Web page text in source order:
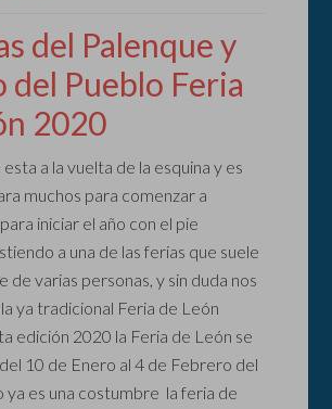
del Palenque y
del Pueblo Feria
2020
esta a la vuelta de la esquina y es
muchos para comenzar a
iniciar el año con el pie
a una de las ferias que suele
de varias personas, y sin duda nos
ya tradicional Feria de León
edición 2020 la Feria de León se
10 de Enero al 4 de Febrero del
ya es una costumbre la feria de